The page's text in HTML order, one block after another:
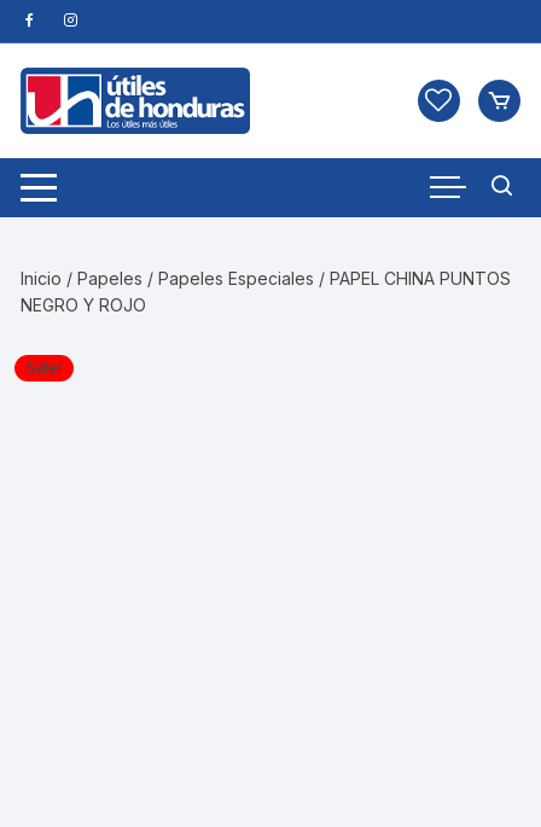
Skip
to
content
Inicio /Papeles /Papeles Especiales / PAPEL CHINA PUNTOS
NEGRO Y ROJO
Sale!